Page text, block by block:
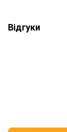
Відгуки